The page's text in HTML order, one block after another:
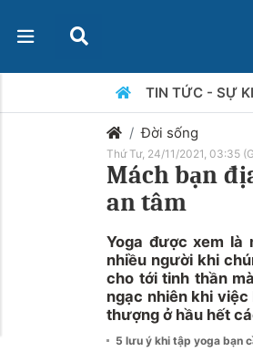
TIN TỨC - SỰ
Đời sống
Thứ Tư, 24/11/2021, 03:35
Mách bạn
an tâm
Yoga được xem là
nhiều người khi
cho tới tinh thần
ngạc nhiên khi việc
thượng ở hầu hết
5 lưu ý khi tập yoga bạn